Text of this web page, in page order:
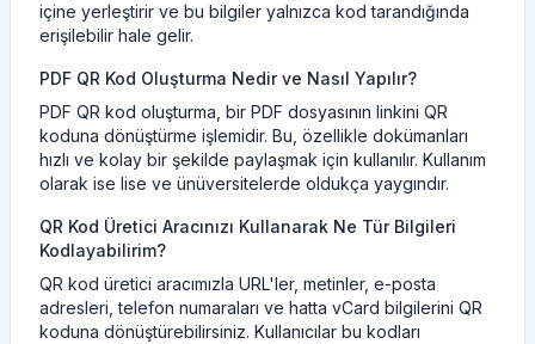
içine yerleştirir ve bu bilgiler yalnızca kod tarandığında
erişilebilir hale gelir.
PDF QR Kod Oluşturma Nedir ve Nasıl Yapılır?
PDF QR kod oluşturma, bir PDF dosyasının linkini QR
koduna dönüştürme işlemidir. Bu, özellikle dokümanları
hızlı ve kolay bir şekilde paylaşmak için kullanılır. Kullanım
olarak ise lise ve ünüversitelerde oldukça yaygındır.
QR Kod Üretici Aracınızı Kullanarak Ne Tür Bilgileri
Kodlayabilirim?
QR kod üretici aracımızla URL'ler, metinler, e-posta
adresleri, telefon numaraları ve hatta vCard bilgilerini QR
koduna dönüştürebilirsiniz. Kullanıcılar bu kodları